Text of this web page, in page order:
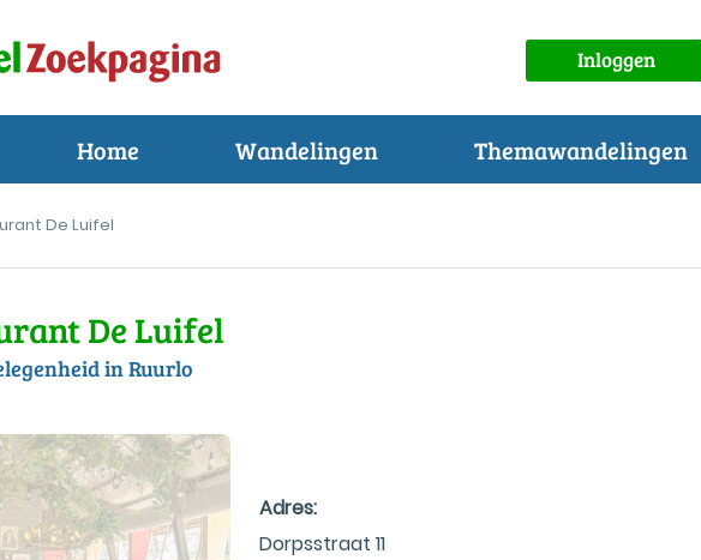
Inloggen
Home Wandelingen Themawandelingen
De Luifel
De Luifel
in Ruurlo
Adres:
Dorpsstraat 11